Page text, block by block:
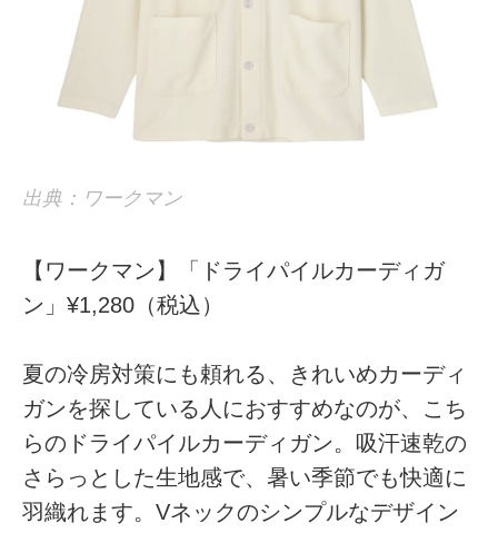
出典：ワークマン
【ワークマン】「ドライパイルカーディガ
ン」¥1,280（税込）
夏の冷房対策にも頼れる、きれいめカーディ
ガンを探している人におすすめなのが、こち
らのドライパイルカーディガン。吸汗速乾の
さらっとした生地感で、暑い季節でも快適に
羽織れます。Vネックのシンプルなデザイン